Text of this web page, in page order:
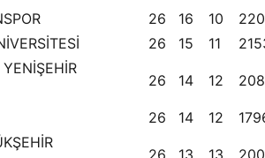
26 16 10
26 15 11
26 14 12
26 14 12